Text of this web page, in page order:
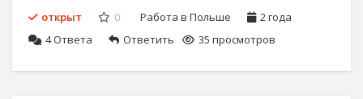
открыт 0 Работа в Польше
2 года
4 Ответа
Ответить 35 просмотров